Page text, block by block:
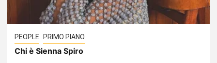
PEOPLE PRIMO PIANO
Chi è Sienna Spiro